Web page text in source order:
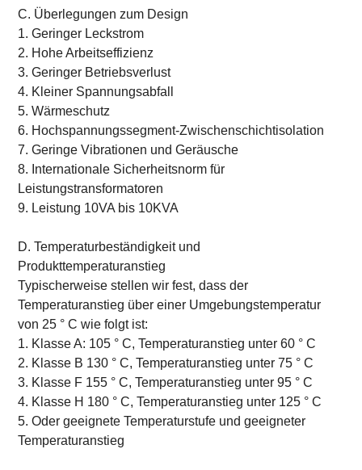
C. Überlegungen zum Design
1. Geringer Leckstrom
2. Hohe Arbeitseffizienz
3. Geringer Betriebsverlust
4. Kleiner Spannungsabfall
5. Wärmeschutz
6. Hochspannungssegment-Zwischenschichtisolation
7. Geringe Vibrationen und Geräusche
8. Internationale Sicherheitsnorm für
Leistungstransformatoren
9. Leistung 10VA bis 10KVA
D. Temperaturbeständigkeit und
Produkttemperaturanstieg
Typischerweise stellen wir fest, dass der
Temperaturanstieg über einer Umgebungstemperatur
von 25 ° C wie folgt ist:
1. Klasse A: 105 ° C, Temperaturanstieg unter 60 ° C
2. Klasse B 130 ° C, Temperaturanstieg unter 75 ° C
3. Klasse F 155 ° C, Temperaturanstieg unter 95 ° C
4. Klasse H 180 ° C, Temperaturanstieg unter 125 ° C
5. Oder geeignete Temperaturstufe und geeigneter
Temperaturanstieg